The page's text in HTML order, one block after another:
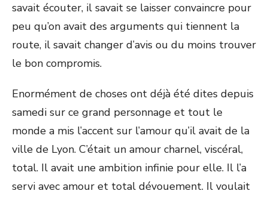
savait écouter, il savait se laisser convaincre pour
peu qu’on avait des arguments qui tiennent la
route, il savait changer d’avis ou du moins trouver
le bon compromis.
Enormément de choses ont déjà été dites depuis
samedi sur ce grand personnage et tout le
monde a mis l’accent sur l’amour qu’il avait de la
ville de Lyon. C’était un amour charnel, viscéral,
total. Il avait une ambition infinie pour elle. Il l’a
servi avec amour et total dévouement. Il voulait